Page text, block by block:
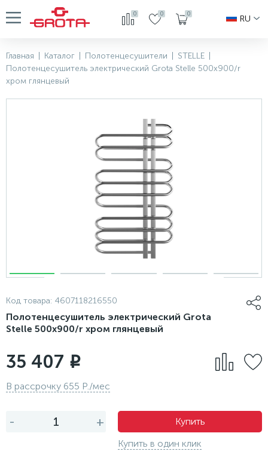
0 0 0
RU
Главная Каталог Полотенцесушители STELLE
Полотенцесушитель электрический Grota Stelle 500x900/r
хром глянцевый
Код товара: 4607118216550
Полотенцесушитель электрический Grota
Stelle 500x900/r хром глянцевый
35 407 i
В рассрочку 655 Р./мес
- +
Купить
Купить в один клик